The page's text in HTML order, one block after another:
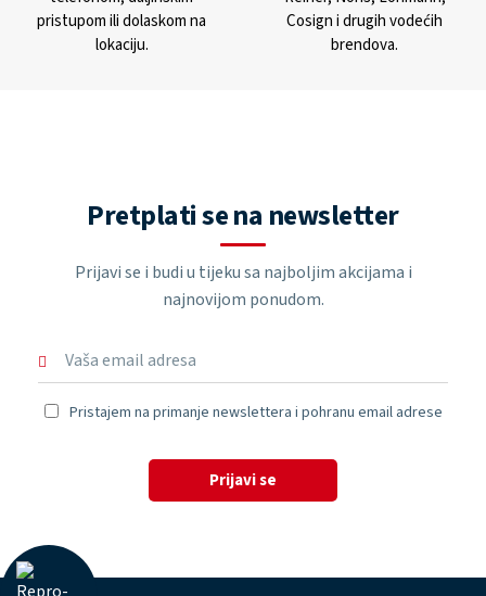
pristupom ili dolaskom na
lokaciju.
Cosign i drugih vodećih
brendova.
Pretplati se na newsletter
Prijavi se i budi u tijeku sa najboljim akcijama i
najnovijom ponudom.
Pristajem na primanje newslettera i pohranu email adrese
Prijavi se